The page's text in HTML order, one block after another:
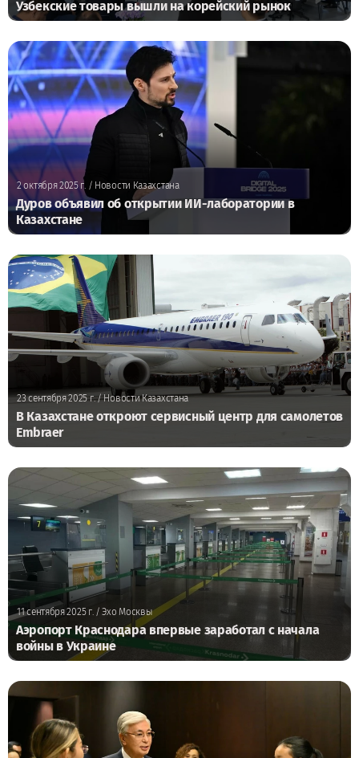
Узбекские товары вышли на корейский рынок
2 октября 2025 г. / Новости Казахстана
Дуров объявил об открытии ИИ-лаборатории в
Казахстане
23 сентября 2025 г./ Новости Казахстана
В Казахстане откроют сервисный центр для самолетов
Embraer
11 сентября 2025 г./ Эхо Москвы
Аэропорт Краснодара впервые заработал с начала
войны в Украине